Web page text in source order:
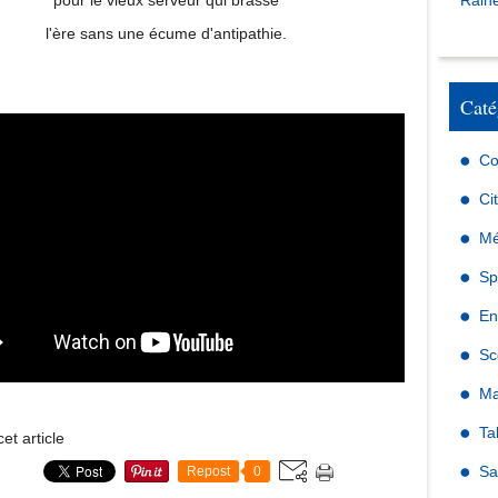
l'ère sans une écume d'antipathie.
article
Repost 0